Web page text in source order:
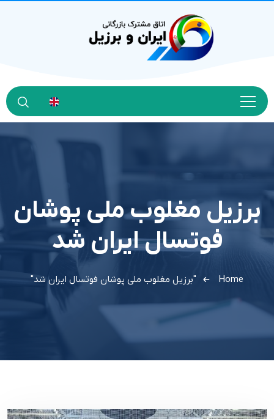
برزیل مغلوب ملی پوشان
فوتسال ایران شد
Home "برزیل مغلوب ملی پوشان فوتسال ایران شد"